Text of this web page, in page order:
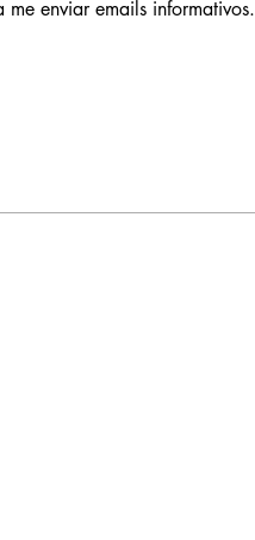
me enviar emails informativos.